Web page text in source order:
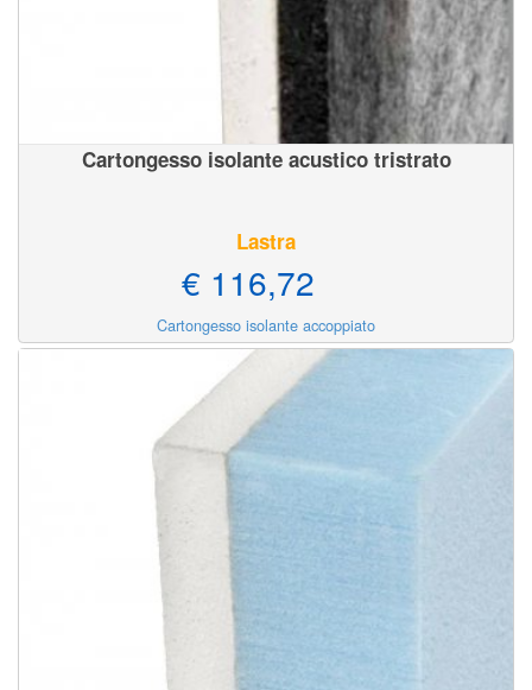
Cartongesso isolante acustico tristrato
Lastra
€ 116,72
Cartongesso isolante accoppiato